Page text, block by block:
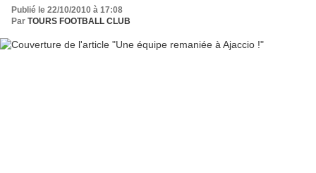
Publié le 22/10/2010 à 17:08
Par TOURS FOOTBALL CLUB